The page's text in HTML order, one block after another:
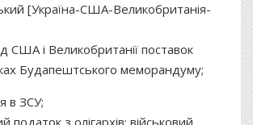
[Україна-США-Великобританія-
США і Великобританії поставок
Будапештського меморандуму;
в ЗСУ;
податок з олігархів; військовий